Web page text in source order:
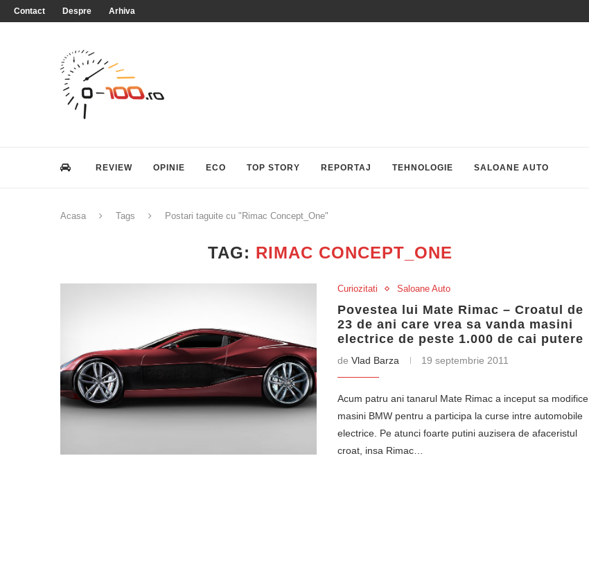
Contact Despre Arhiva
REVIEW OPINIE ECO TOP STORY REPORTAJ TEHNOLOGIE SALOANE AUTO
Acasa Tags Postari taguite cu "Rimac Concept_One"
TAG: RIMAC CONCEPT_ONE
Curiozitati Saloane Auto
Povestea lui Mate Rimac – Croatul de
23 de ani care vrea sa vanda masini
electrice de peste 1.000 de cai putere
de Vlad Barza 19 septembrie 2011
Acum patru ani tanarul Mate Rimac a inceput sa modifice
masini BMW pentru a participa la curse intre automobile
electrice. Pe atunci foarte putini auzisera de afaceristul
croat, insa Rimac…